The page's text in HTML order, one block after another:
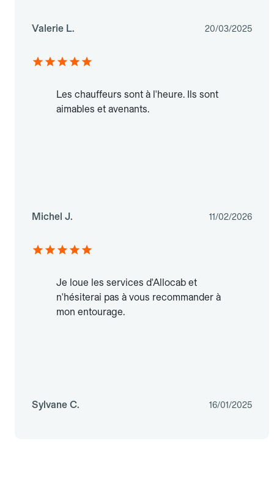
Valerie L. 20/03/2025
Les chauffeurs sont à l'heure. Ils sont
aimables et avenants.
Michel J. 11/02/2026
Je loue les services d'Allocab et
n'hésiterai pas à vous recommander à
mon entourage.
Sylvane C. 16/01/2025